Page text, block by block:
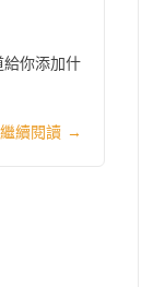
你添加什
繼續閱讀 →